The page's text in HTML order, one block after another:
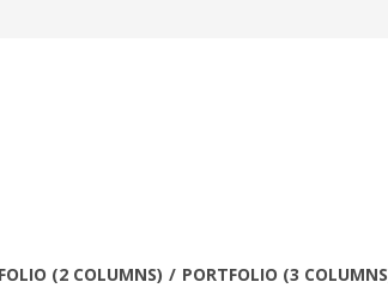
(2 COLUMNS) / PORTFOLIO (3